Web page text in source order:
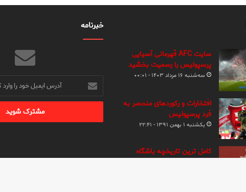
سایت AFC قهرمانی آسیایی
پرسپولیس را رسمیت بخشید
سه‌شنبه ۱۶ مرداد ۱۴۰۳ - ۰۰:۰۱
افتخارات و رکوردهای منحصر به
فرد پرسپولیس
یکشنبه ۱ بهمن ۱۳۹۱ - ۲۲:۴۱
کامل ترین تاریخچه باشگاه
خبرنامه
آدرس
ایمیل
خود
وارد